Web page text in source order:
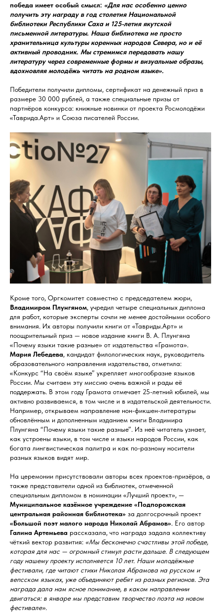
победа имеет особый смысл: «Для нас особенно ценно
получить эту награду в год столетия Национальной
библиотеки Республики Саха и 125-летия якутской
письменной литературы. Наша библиотека не просто
хранительница культуры коренных народов Севера, но и её
активный проводник. Мы стремимся передавать нашу
литературу через современные формы и визуальные образы,
вдохновляя молодёжь читать на родном языке».
Победители получили дипломы, сертификат на денежный приз в
размере 30 000 рублей, а также специальные призы от
партнёров конкурса: книжные новинки от проекта Росмолодёжи
«Таврида.Арт» и Союза писателей России.
Кроме того, Оргкомитет совместно с председателем жюри,
Владимиром Плунгяном, учредил четыре специальных диплома
для работ, которые эксперты сочли не менее достойными особого
внимания. Их авторы получили книги от «Тавриды.Арт» и
поощрительный приз — новое издание книги В. А. Плунгяна
«Почему языки такие разные» от издательства «Грамота».
Мария Лебедева, кандидат филологических наук, руководитель
образовательного направления издательства, отметила:
«Конкурс “На своём языке” укрепляет многообразие языков
России. Мы считаем эту миссию очень важной и рады её
поддержать. В этом году Грамота отмечает 25-летний юбилей, мы
активно развиваемся, в том числе и в издательской деятельности.
Например, открываем направление нон-фикшен-литературы
обновлённым и дополненным изданием книги Владимира
Плунгяна “Почему языки такие разные”. Из неё читатель узнает,
как устроены языки, в том числе и языки народов России, как
богата лингвистическая палитра и как по-разному носители
разных языков видят мир.
На церемонии присутствовали авторы всех проектов-призёров, а
также представители одной из библиотек, отмеченной
специальным дипломом в номинации «Лучший проект», —
Муниципальное казённое учреждение «Подпорожская
центральная районная библиотека» за долгосрочный проект
«Большой поэт малого народа Николай Абрамов». Его автор
Галина Артемьева рассказала, что награда задала коллективу
чёткий вектор развития: «Мы бесконечно счастливы этой победе,
которая для нас — огромный стимул расти дальше. В следующем
году нашему проекту исполняется 10 лет. Наши молодёжные
фестивали, где читают стихи Николая Абрамова на русском и
вепсском языках, уже объединяют ребят из разных регионов. Эта
награда дала нам ясное понимание, в каком направлении
двигаться: в январе мы представим творчество поэта на новом
фестивале».